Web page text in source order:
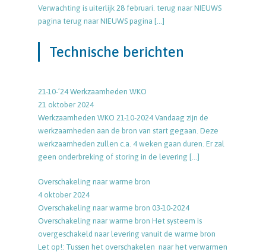
Verwachting is uiterlijk 28 februari. terug naar NIEUWS
pagina terug naar NIEUWS pagina […]
Technische berichten
21-10-’24 Werkzaamheden WKO
21 oktober 2024
Werkzaamheden WKO 21-10-2024 Vandaag zijn de
werkzaamheden aan de bron van start gegaan. Deze
werkzaamheden zullen c.a. 4 weken gaan duren. Er zal
geen onderbreking of storing in de levering […]
Overschakeling naar warme bron
4 oktober 2024
Overschakeling naar warme bron 03-10-2024
Overschakeling naar warme bron Het systeem is
overgeschakeld naar levering vanuit de warme bron
Let op!: Tussen het overschakelen naar het verwarmen